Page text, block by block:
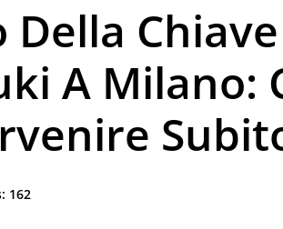
Della
A Milano:
162